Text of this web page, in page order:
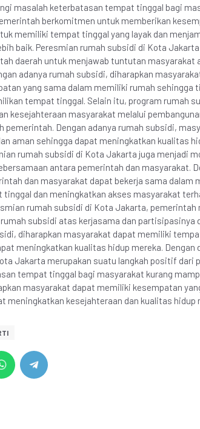
masalah keterbatasan tempat tinggal bagi
berkomitmen untuk memberikan
memiliki tempat tinggal yang layak dan
baik. Peresmian rumah subsidi di Kota
daerah untuk menjawab tuntutan masyarakat
adanya rumah subsidi, diharapkan
yang sama dalam memiliki rumah sehingga
tempat tinggal. Selain itu, program rumah
kesejahteraan masyarakat melalui
pemerintah. Dengan adanya rumah subsidi,
aman sehingga dapat meningkatkan kualitas
rumah subsidi di Kota Jakarta juga menjadi
antara pemerintah dan masyarakat.
dan masyarakat dapat bekerja sama dalam
dan meningkatkan akses masyarakat
rumah subsidi di Kota Jakarta, pemerintah
subsidi atas kerjasama dan partisipasinya
diharapkan masyarakat dapat memiliki
meningkatkan kualitas hidup mereka. Dengan
Jakarta merupakan suatu langkah positif dari
tempat tinggal bagi masyarakat kurang
masyarakat dapat memiliki kesempatan
meningkatkan kesejahteraan dan kualitas hidup